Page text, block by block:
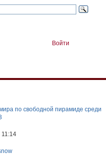
Войти
по свободной пирамиде среди